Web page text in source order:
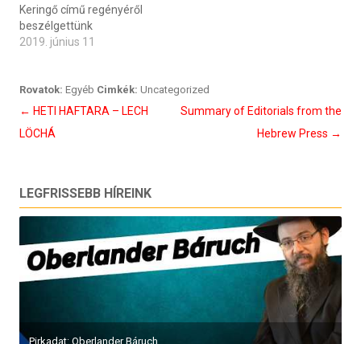
Keringő című regényéről
beszélgettünk
2019. június 11
Rovatok: Egyéb Cimkék: Uncategorized
Bejegyzés
navigáció
← HETI HAFTARA – LECH
LÖCHÁ
Summary of Editorials from the
Hebrew Press →
LEGFRISSEBB HÍREINK
Pirkadat: Oberlander Báruch